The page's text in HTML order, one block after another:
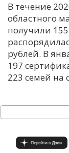
В течение
областного
получили
рублей. В
197
223 семей на